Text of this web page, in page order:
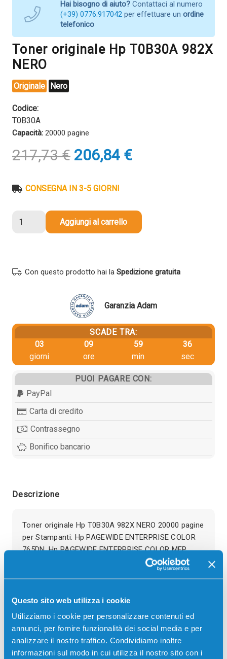
Questo sito web utilizza i cookie
Utilizziamo i cookie per personalizzare contenuti ed
annunci, per fornire funzionalità dei social media e per
analizzare il nostro traffico. Condividiamo inoltre
informazioni sul modo in cui utilizza il nostro sito con i
Hai bisogno di aiuto? Contattaci al numero
(+39) 0776.917042 per effettuare un ordine
telefonico
Toner originale Hp T0B30A 982X
NERO
Originale Nero
Codice:
T0B30A
Capacità: 20000 pagine
217,73€ Il
prezzo
era:
206,84 €Il
prezzo
CONSEGNA IN 3-5 GIORNI
NERO
Aggiungi al carrello
Con questo prodotto hai la Spedizione gratuita
Garanzia Adam
SCADE TRA:
03
giorni
09
ore
59
min
36
sec
PUOI PAGARE CON:
PayPal
Carta di credito
Contrassegno
Bonifico bancario
Descrizione
Toner originale Hp T0B30A 982X NERO 20000 pagine
per Stampanti: Hp PAGEWIDE ENTERPRISE COLOR
765DN, Hp PAGEWIDE ENTERPRISE COLOR MFP
780DN, Hp PAGEWIDE ENTERPRISE COLOR MFP
780DNS, Hp PAGEWIDE ENTERPRISE COLOR MFP
785ZS
Recensioni